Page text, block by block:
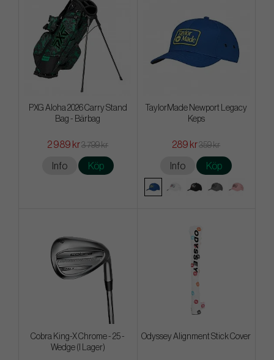
PXG Aloha 2026 Carry Stand
Bag - Bärbag
2 989 kr3 799 kr
Info Köp
TaylorMade Newport Legacy
Keps
289 kr359 kr
Info Köp
Cobra King-X Chrome - 25 -
Wedge (I Lager)
Odyssey Alignment Stick Cover